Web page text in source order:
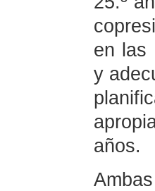
en las
y
años.